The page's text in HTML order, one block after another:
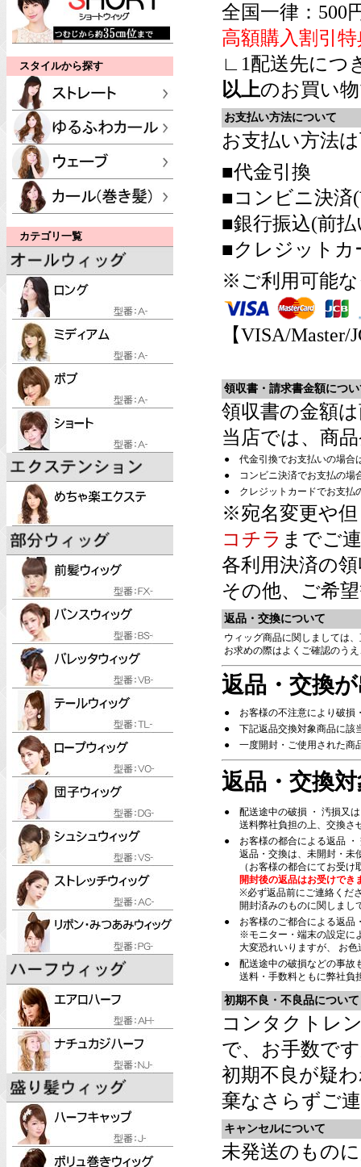
スタイルから探す
カテゴリ一覧
全国一律：500
高額購入割引特
∟1配送先につ
以上のお買い
お支払い方法について
お支払い方法
■代金引換
■コンビニ決済
■銀行振込(前払
■クレジットカ
※ご利用可能
【VISA/
領収書・請求書金額につい
領収書の金額
当店では、商
●
代金引換でお支払いの場合
●
コンビニ決済でお支払の場
●
クレジットカードでお支払
※宛名変更や但
コチラ までご
各利用決済の
その他、ご希
返品・交換について
ウィッグ商品に関しましては
お求めの際はよくご確認のう
返品・交換
●
お客様の不注意により破損
●
下記返品交換対象商品に該
●
一度開封・ご使用された商
返品・交換
●
配送途中の破損 ・ 汚損又
送料弊社負担の上、交換さ
●
お客様の都合による返品 ・
返品・交換は、未開封・未
（お客様の都合にてお受
開封後の返品はお受けでき
※必ず返品前にご連絡くだ
開封済みのものに関しまし
●
お客様のご都合による返品
※モニター・端末の設定に
大変恐れいりますが、 お
●
配送途中の破損などの事故
送料・手数料ともに弊社負
初期不良・不良品について
コンタクトレ
で、お手数で
初期不良が疑
棄なさらずご
キャンセルについて
未発送のもの